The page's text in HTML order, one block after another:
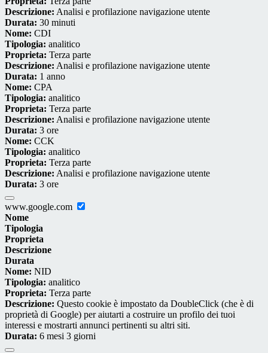
Descrizione: Analisi e profilazione navigazione utente
Durata: 30 minuti
Nome: CDI
Tipologia: analitico
Proprieta: Terza parte
Descrizione: Analisi e profilazione navigazione utente
Durata: 1 anno
Nome: CPA
Tipologia: analitico
Proprieta: Terza parte
Descrizione: Analisi e profilazione navigazione utente
Durata: 3 ore
Nome: CCK
Tipologia: analitico
Proprieta: Terza parte
Descrizione: Analisi e profilazione navigazione utente
Durata: 3 ore
www.google.com
Nome
Tipologia
Proprieta
Descrizione
Durata
Nome: NID
Tipologia: analitico
Proprieta: Terza parte
Descrizione: Questo cookie è impostato da DoubleClick (che è di
proprietà di Google) per aiutarti a costruire un profilo dei tuoi
interessi e mostrarti annunci pertinenti su altri siti.
Durata: 6 mesi 3 giorni